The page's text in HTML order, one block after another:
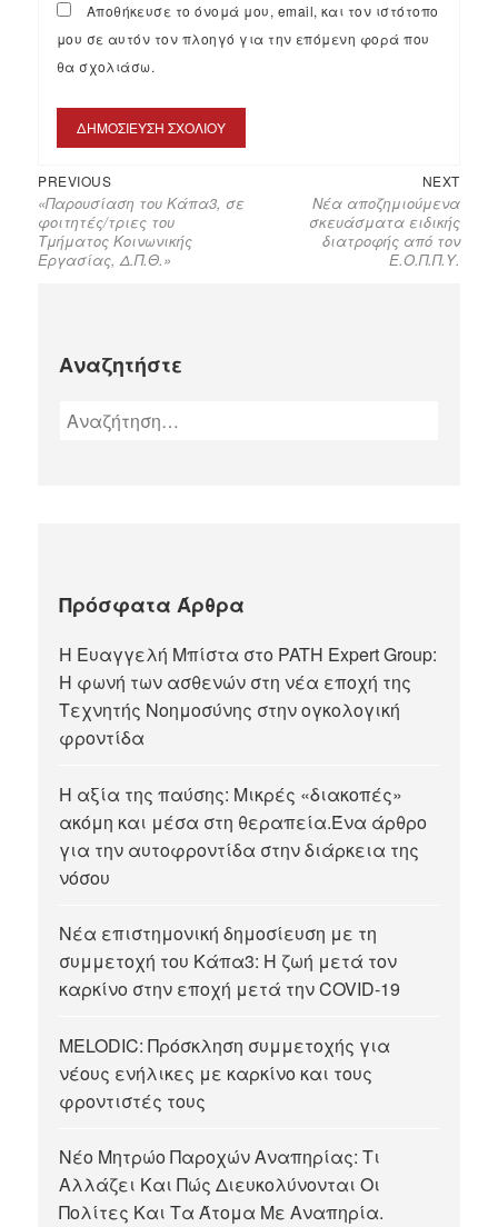
Αποθήκευσε το όνομά μου, email, και τον ιστότοπο
μου σε αυτόν τον πλοηγό για την επόμενη φορά που
θα σχολιάσω.
PREVIOUS
«Παρουσίαση του Κάπα3, σε
φοιτητές/τριες του
Τμήματος Κοινωνικής
Εργασίας, Δ.Π.Θ.»
NEXT
Νέα αποζημιούμενα
σκευάσματα ειδικής
διατροφής από τον
Ε.Ο.Π.Π.Υ.
Αναζητήστε
Πρόσφατα Άρθρα
Η Ευαγγελή Μπίστα στο PATH Expert Group:
Η φωνή των ασθενών στη νέα εποχή της
Τεχνητής Νοημοσύνης στην ογκολογική
φροντίδα
Η αξία της παύσης: Μικρές «διακοπές»
ακόμη και μέσα στη θεραπεία.Ένα άρθρο
για την αυτοφροντίδα στην διάρκεια της
νόσου
Νέα επιστημονική δημοσίευση με τη
συμμετοχή του Κάπα3: Η ζωή μετά τον
καρκίνο στην εποχή μετά την COVID-19
MELODIC: Πρόσκληση συμμετοχής για
νέους ενήλικες με καρκίνο και τους
φροντιστές τους
Νέο Μητρώο Παροχών Αναπηρίας: Τι
Αλλάζει Και Πώς Διευκολύνονται Οι
Πολίτες Και Τα Άτομα Με Αναπηρία.